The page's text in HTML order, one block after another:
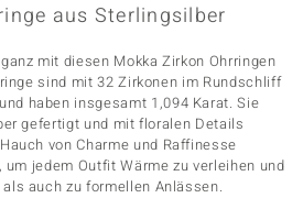
aus Sterlingsilber
mit diesen Mokka Zirkon Ohrringen
sind mit 32 Zirkonen im Rundschliff
haben insgesamt 1,094 Karat. Sie
gefertigt und mit floralen Details
von Charme und Raffinesse
jedem Outfit Wärme zu verleihen und
auch zu formellen Anlässen.